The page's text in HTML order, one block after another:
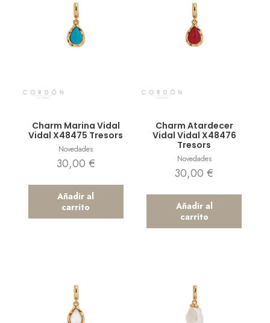
Charm Marina Vidal
Vidal X48475 Tresors
Novedades
30,00 €
Añadir al
carrito
Charm Atardecer
Vidal Vidal X48476
Tresors
Novedades
30,00€
Añadir al
carrito